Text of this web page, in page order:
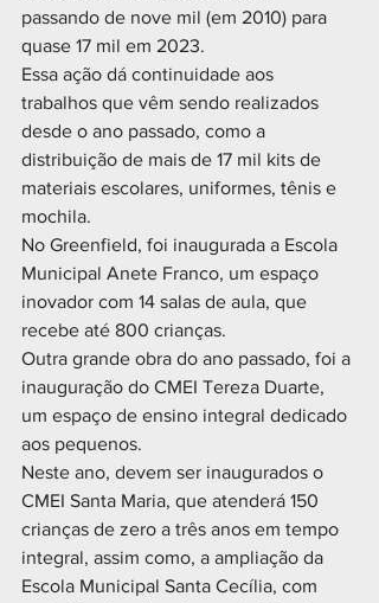
passando de nove mil (em 2010) para
quase 17 mil em 2023.
Essa ação dá continuidade aos
trabalhos que vêm sendo realizados
desde o ano passado, como a
distribuição de mais de 17 mil kits de
materiais escolares, uniformes, tênis e
mochila.
No Greenfield, foi inaugurada a Escola
Municipal Anete Franco, um espaço
inovador com 14 salas de aula, que
recebe até 800 crianças.
Outra grande obra do ano passado, foi a
inauguração do CMEI Tereza Duarte,
um espaço de ensino integral dedicado
aos pequenos.
Neste ano, devem ser inaugurados o
CMEI Santa Maria, que atenderá 150
crianças de zero a três anos em tempo
integral, assim como, a ampliação da
Escola Municipal Santa Cecília, com